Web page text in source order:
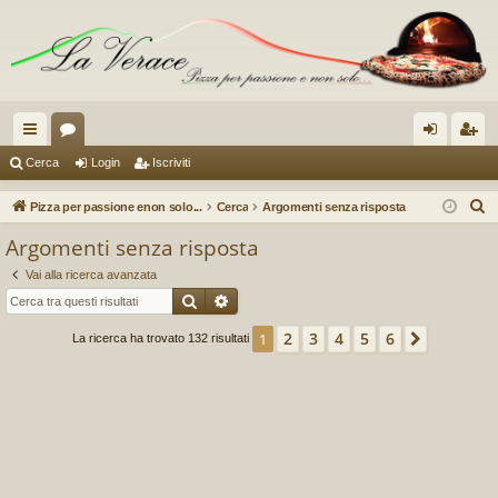
oll
eg
m
en
u in riv
Cerca Login Iscriviti
Pizza per passione enon solo... Cerca Argomenti senza risposta
Argomenti senza risposta
Vai alla ricerca avanzata
CercaRicerca avanzata
La ricerca ha trovato 132 risultati 1 2 3 4 5 6